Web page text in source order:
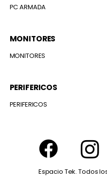
PC ARMADA
MONITORES
MONITORES
PERIFERICOS
PERIFERICOS
Espacio Tek. Todos